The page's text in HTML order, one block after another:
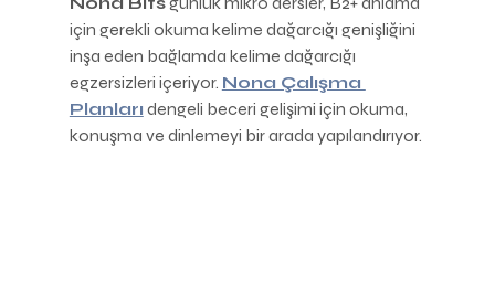
için gerekli okuma kelime dağarcığı genişliğini
inşa eden bağlamda kelime dağarcığı
egzersizleri içeriyor. Nona Çalışma
Planları dengeli beceri gelişimi için okuma,
konuşma ve dinlemeyi bir arada yapılandırıyor.